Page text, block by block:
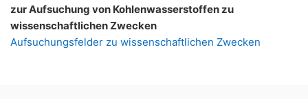
zur Aufsuchung von Kohlenwasserstoffen zu
wissenschaftlichen Zwecken
Aufsuchungsfelder zu wissenschaftlichen Zwecken